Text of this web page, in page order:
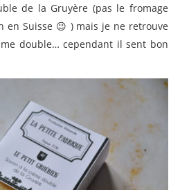
de la Gruyère (pas le fromage
en Suisse 😉 ) mais je ne retrouve
double… cependant il sent bon